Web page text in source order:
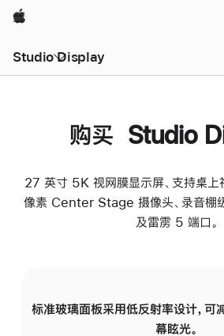
Apple
Studio Display
购买 Studio
27 英寸 5K 视网膜显示屏、支持桌
像素 Center Stage 摄像头、录音棚
及雷雳 5 端口。
标准玻璃面板采用低反射率设计，可
幕眩光。